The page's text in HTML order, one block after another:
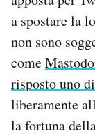
a spostare la
non sono
come
risposto uno
liberamente
la fortuna